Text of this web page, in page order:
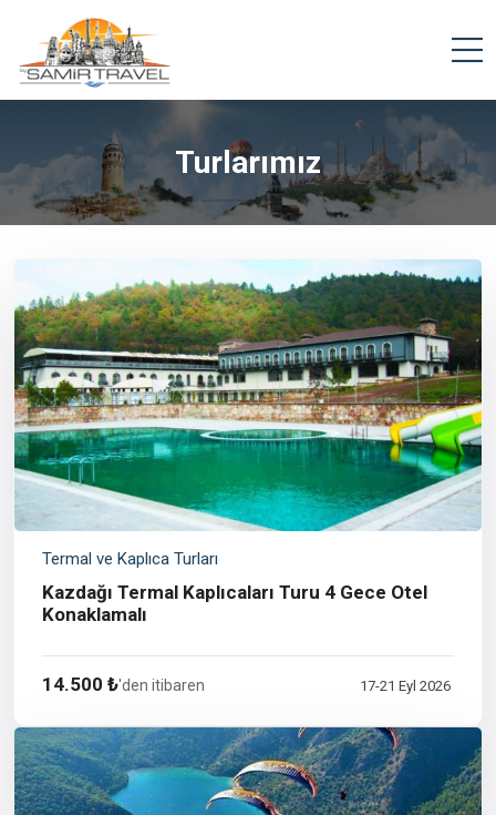
Turlarımız
Termal ve Kaplıca Turları
Kazdağı Termal Kaplıcaları Turu 4 Gece Otel
Konaklamalı
14.500 ₺'den itibaren 17-21 Eyl 2026